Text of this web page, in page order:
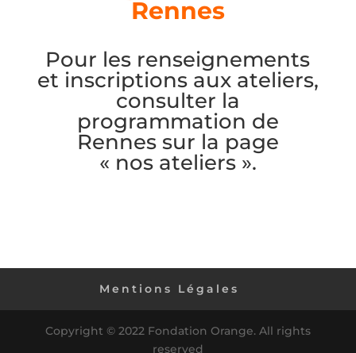
Rennes
Pour les renseignements
et inscriptions aux ateliers,
consulter la
programmation de
Rennes sur la page
« nos ateliers ».
Mentions Légales
Copyright © 2022 Fondation Orange. All rights
reserved